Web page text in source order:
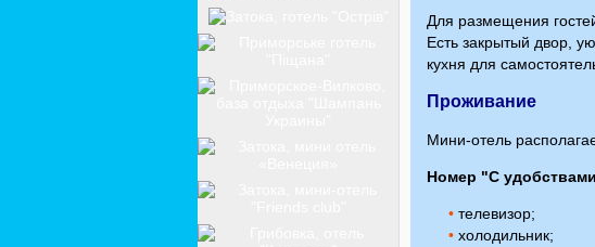
Для размещения
Есть закрытый двор,
кухня для
Проживание
Мини-отель
Номер "С
• телевизор;
• холодильник;